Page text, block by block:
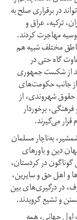
در برقراری صلح به
ترکیه، عراق و
مهاجرت کردند.
مختلف شبیه هم
گاه حتی در
از شکست جمهوری
همواره از جانب حکومت‌های
حقوق شهروندی، از
برخوردار
می‌گیرند.
به‌ناچار مسلمان
دین و باورهای
در کردستان،
و اهل حق و سایرین،
در درگیری‌های بین
و تشیع گرویدند.